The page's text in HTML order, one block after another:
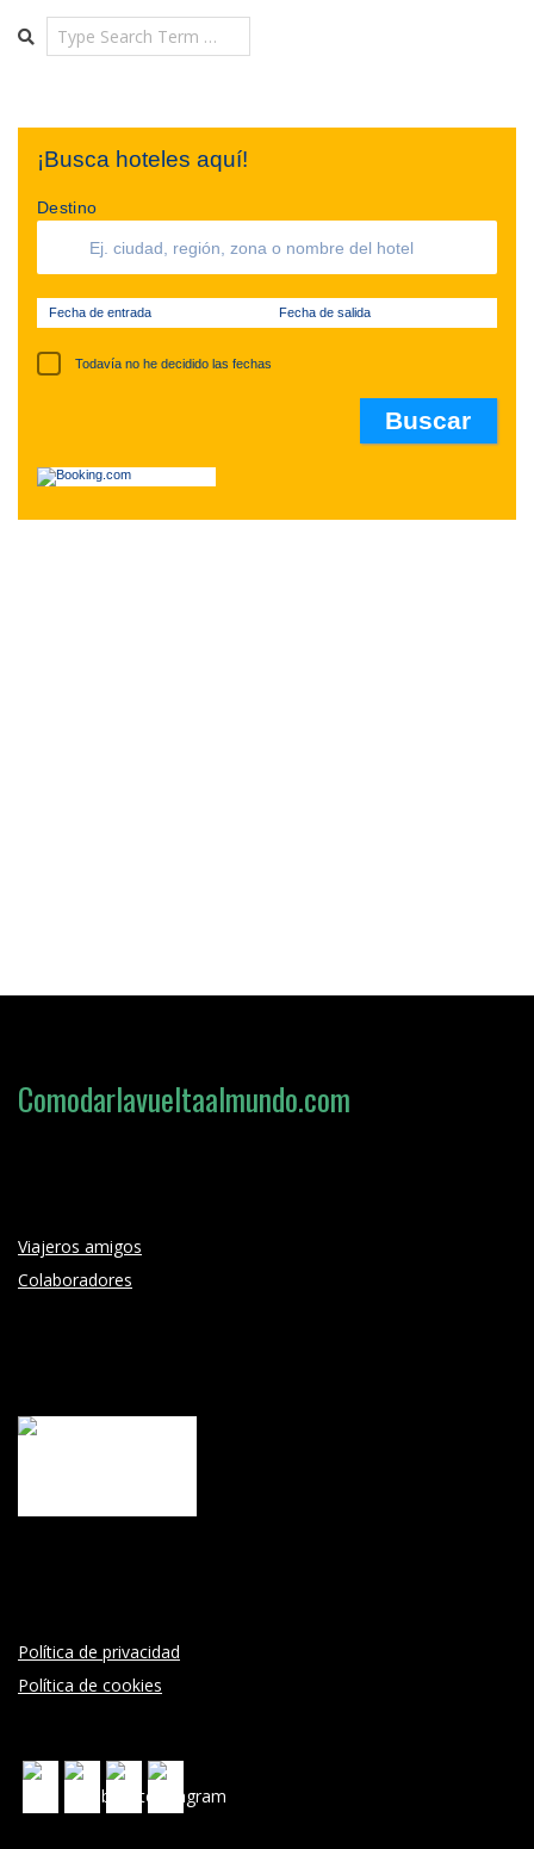
Search
¡Busca hoteles aquí!
Destino
Fecha de entrada Fecha de salida
Todavía no he decidido las fechas
Loading search form...
Comodarlavueltaalmundo.com
Viajeros amigos
Colaboradores
Política de privacidad
Política de cookies